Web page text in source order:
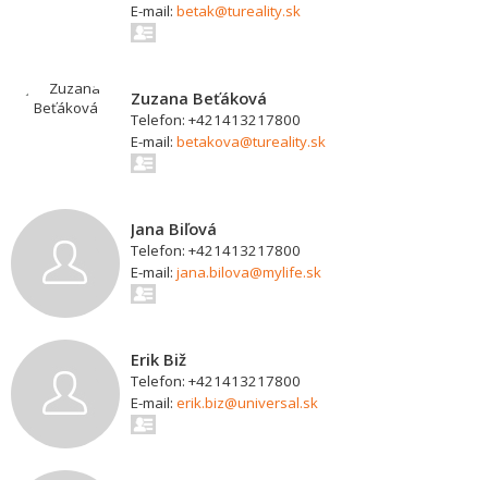
E-mail: betak@tureality.sk
Zuzana Beťáková
Telefon: +421413217800
E-mail: betakova@tureality.sk
Jana Biľová
Telefon: +421413217800
E-mail: jana.bilova@mylife.sk
Erik Biž
Telefon: +421413217800
E-mail: erik.biz@universal.sk